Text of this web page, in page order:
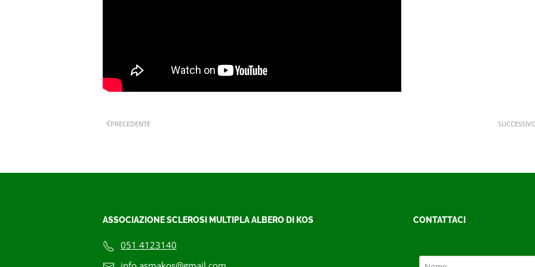
PRECEDENTE
ASSOCIAZIONE SCLEROSI MULTIPLA ALBERO DI KOS
051 4123140
CONTATTACI